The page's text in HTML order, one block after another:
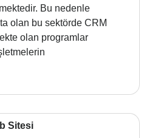
Bu nedenle
olan bu sektörde CRM
olan programlar
Sitesi